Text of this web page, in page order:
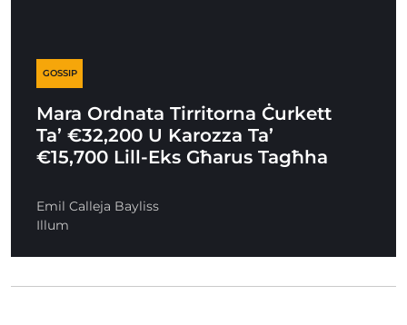
GOSSIP
Mara Ordnata Tirritorna Ċurkett
Ta’ €32,200 U Karozza Ta’
€15,700 Lill-Eks Għarus Tagħha
Emil Calleja Bayliss
Illum